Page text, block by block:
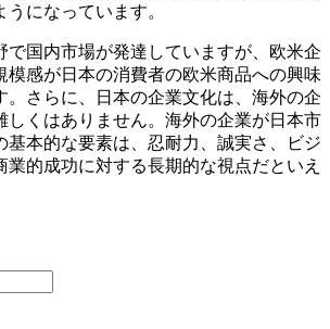
になっています。
で国内市場が発達していますが、欧米企
模感が日本の消費者の欧米商品への興味
。さらに、日本の企業文化は、海外の企
しくはありません。海外の企業が日本市
基本的な要素は、忍耐力、誠実さ、ビジ
業的成功に対する長期的な視点だといえ